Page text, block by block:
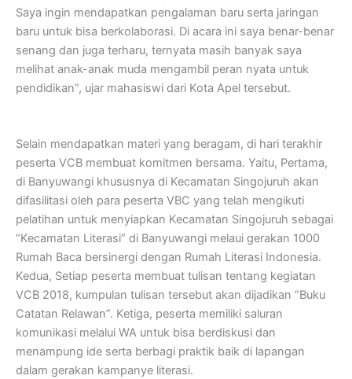
Saya ingin mendapatkan pengalaman baru serta jaringan
baru untuk bisa berkolaborasi. Di acara ini saya benar-benar
senang dan juga terharu, ternyata masih banyak saya
melihat anak-anak muda mengambil peran nyata untuk
pendidikan”, ujar mahasiswi dari Kota Apel tersebut.
Selain mendapatkan materi yang beragam, di hari terakhir
peserta VCB membuat komitmen bersama. Yaitu, Pertama,
di Banyuwangi khususnya di Kecamatan Singojuruh akan
difasilitasi oleh para peserta VBC yang telah mengikuti
pelatihan untuk menyiapkan Kecamatan Singojuruh sebagai
“Kecamatan Literasi” di Banyuwangi melaui gerakan 1000
Rumah Baca bersinergi dengan Rumah Literasi Indonesia.
Kedua, Setiap peserta membuat tulisan tentang kegiatan
VCB 2018, kumpulan tulisan tersebut akan dijadikan “Buku
Catatan Relawan”. Ketiga, peserta memiliki saluran
komunikasi melalui WA untuk bisa berdiskusi dan
menampung ide serta berbagi praktik baik di lapangan
dalam gerakan kampanye literasi.